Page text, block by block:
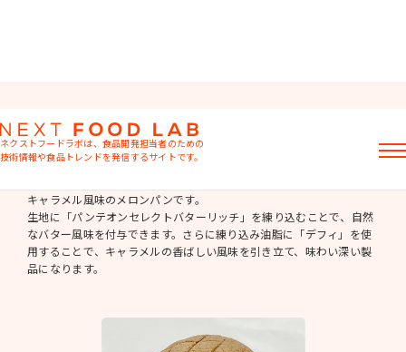
ネクストフードラボは、食品開発担当者のための
技術情報や食品トレンドを発信するサイトです。
記事
製品情報
レシピ
イベント・セミナー
菓子パン
キャラメルメロンパン
キャラメル風味のメロンパンです。
生地に「パンテオンセレクトバターリッチ」を練り込むことで、自然
なバター風味を付与できます。さらに練り込み油脂に「デフィ」を使
用することで、キャラメルの香ばしい風味を引き立て、味わい深い製
品になります。